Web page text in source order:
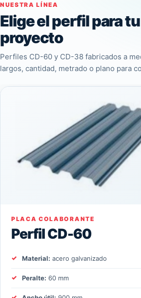
NUESTRA LÍNEA
Elige el perfil para tu
proyecto
Perfiles CD-60 y CD-38 fabricados a
largos, cantidad, metrado o plano para
PLACA COLABORANTE
Perfil CD-60
Material: acero galvanizado
Peralte: 60 mm